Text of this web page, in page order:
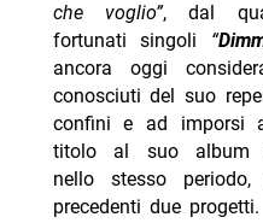
che voglio”, dal
fortunati singoli “
ancora oggi
conosciuti del suo
confini e ad imporsi
titolo al suo album
nello stesso
precedenti due progetti.